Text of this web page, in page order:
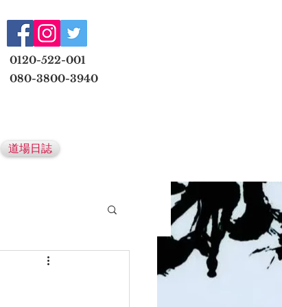
0120-522-001
080-3800-3940
道場日誌